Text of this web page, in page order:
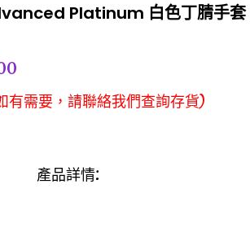
Platinum 白色丁腈手套
有需要，請聯絡我們查詢存貨)
產品詳情: